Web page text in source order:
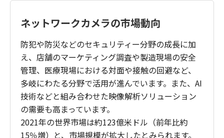
ネットワークカメラの市場動向
防犯や防災などのセキュリティー分野の成長に加
え、店舗のマーケティング調査や製造現場の安全
管理、医療現場における対面や接触の回避など、
多岐にわたる分野で活用が進んでいます。また、AI
技術などと組み合わせた映像解析ソリューション
の需要も高まっています。
2021年の世界市場は約123億米ドル（前年比約
15％増）と、市場規模が拡大したとみられます。